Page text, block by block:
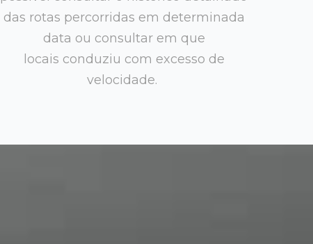
das rotas percorridas em determinada
data ou consultar em que
locais conduziu com excesso de
velocidade.